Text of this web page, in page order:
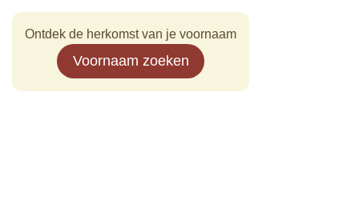
Ontdek de herkomst van je voornaam
Voornaam zoeken